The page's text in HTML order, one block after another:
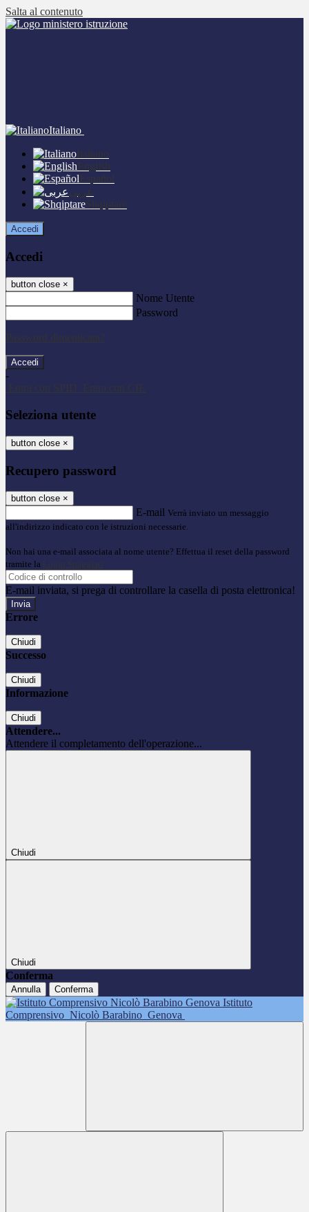
Salta al contenuto
Italiano
Italiano
English
Español
عربى
Shqiptare
Accedi
Accedi
button close ×
Nome Utente
Password
Password dimenticata?
-
Entra con SPID
Entra con CIE
Seleziona utente
button close ×
Recupero password
button close ×
E-mail Verrà inviato un messaggio
all'indirizzo indicato con le istruzioni necessarie.
Non hai una e-mail associata al nome utente? Effettua il reset della password
tramite la Login Spaggiari
E-mail inviata, si prega di controllare la casella di posta elettronica!
Errore
Chiudi
Successo
Chiudi
Informazione
Chiudi
Attendere...
Attendere il completamento dell'operazione...
Chiudi
Chiudi
Conferma
Annulla Conferma
Istituto
Comprensivo Nicolò Barabino Genova